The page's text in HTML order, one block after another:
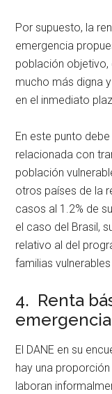
Por supuesto, la
emergencia
población objetivo,
mucho más digna
en el inmediato
En este punto
relacionada con
población
otros países de la
casos al 1.2% de
el caso del Brasil,
relativo al del
familias
4. Renta
El DANE en su
hay una
laboran